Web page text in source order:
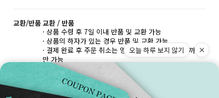
교환/반품 교환 / 반품
· 상품 수령 후 7일 이내 반품 및 교환 가능
· 상품의 하자가 있는 경우 반품 및 교환 가능
· 결제 완료 후 주문 취소는 영업일 기준 오후 3시 전까지
만 가능
반품/교환 불가한 사유
· 상품 수령일부터 7일 이상 지난 경우
· 구매자 책임으로 상품의 멸시 또는 훼손된 경우
· 반지, 18k, 이니셜 각인, 특수한 사이즈의 팔찌 / 발찌 /
오늘 하루 보지 않기